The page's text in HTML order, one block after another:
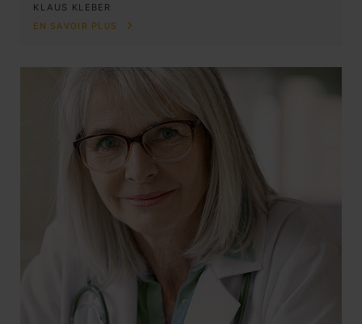
KLAUS KLEBER
EN SAVOIR PLUS